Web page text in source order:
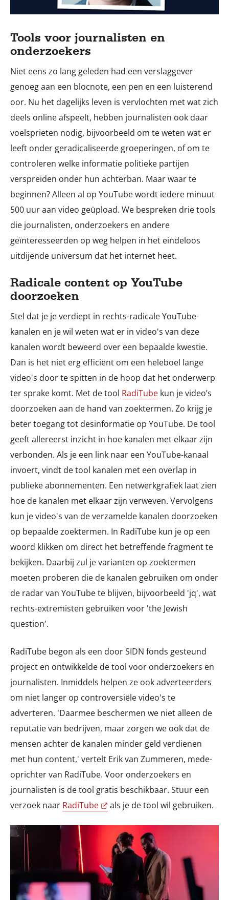
Tools voor journalisten en
onderzoekers
Niet eens zo lang geleden had een verslaggever
genoeg aan een blocnote, een pen en een luisterend
oor. Nu het dagelijks leven is vervlochten met wat zich
deels online afspeelt, hebben journalisten ook daar
voelsprieten nodig, bijvoorbeeld om te weten wat er
leeft onder geradicaliseerde groeperingen, of om te
controleren welke informatie politieke partijen
verspreiden onder hun achterban. Maar waar te
beginnen? Alleen al op YouTube wordt iedere minuut
500 uur aan video geüpload. We bespreken drie tools
die journalisten, onderzoekers en andere
geïnteresseerden op weg helpen in het eindeloos
uitdijende universum dat het internet heet.
Radicale content op YouTube
doorzoeken
Stel dat je je verdiept in rechts-radicale YouTube-
kanalen en je wil weten wat er in video's van deze
kanalen wordt beweerd over een bepaalde kwestie.
Dan is het niet erg efficiënt om een heleboel lange
video's door te spitten in de hoop dat het onderwerp
ter sprake komt. Met de tool RadiTube kun je video’s
doorzoeken aan de hand van zoektermen. Zo krijg je
beter toegang tot desinformatie op YouTube. De tool
geeft allereerst inzicht in hoe kanalen met elkaar zijn
verbonden. Als je een link naar een YouTube-kanaal
invoert, vindt de tool kanalen met een overlap in
publieke abonnementen. Een netwerkgrafiek laat zien
hoe de kanalen met elkaar zijn verweven. Vervolgens
kun je video's van de verzamelde kanalen doorzoeken
op bepaalde zoektermen. In RadiTube kun je op een
woord klikken om direct het betreffende fragment te
bekijken. Daarbij zul je varianten op zoektermen
moeten proberen die de kanalen gebruiken om onder
de radar van YouTube te blijven, bijvoorbeeld 'jq', wat
rechts-extremisten gebruiken voor 'the Jewish
question'.
RadiTube begon als een door SIDN fonds gesteund
project en ontwikkelde de tool voor onderzoekers en
journalisten. Inmiddels helpen ze ook adverteerders
om niet langer op controversiële video's te
adverteren. 'Daarmee beschermen we niet alleen de
reputatie van bedrijven, maar zorgen we ook dat de
mensen achter de kanalen minder geld verdienen
met hun content,' vertelt Erik van Zummeren, mede-
oprichter van RadiTube. Voor onderzoekers en
journalisten is de tool gratis beschikbaar. Stuur een
verzoek naar RadiTube als je de tool wil gebruiken.